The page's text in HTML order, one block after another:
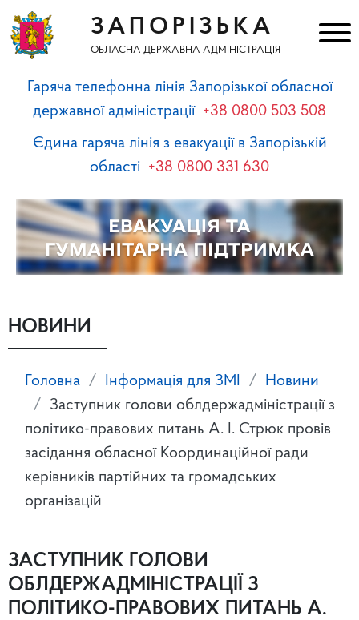
ЗАПОРІЗЬКА
ОБЛАСНА ДЕРЖАВНА АДМІНІСТРАЦІЯ
Гаряча телефонна лінія Запорізької обласної
державної адміністрації +38 0800 503 508
Єдина гаряча лінія з евакуації в Запорізькій
області +38 0800 331 630
НОВИНИ
Головна Інформація для ЗМІ
Новини
Заступник голови облдержадміністрації з
політико-правових питань А. І. Стрюк провів
засідання обласної Координаційної ради
керівників партійних та громадських
організацій
ЗАСТУПНИК ГОЛОВИ
ОБЛДЕРЖАДМІНІСТРАЦІЇ З
ПОЛІТИКО-ПРАВОВИХ ПИТАНЬ А.